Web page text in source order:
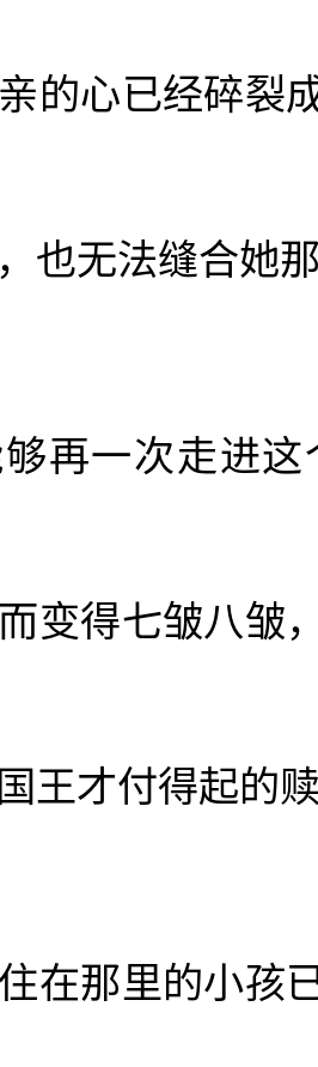
的心已经碎裂
也无法缝合她
一次走进这
变得七皱八皱
王才付得起的
那里的小孩已